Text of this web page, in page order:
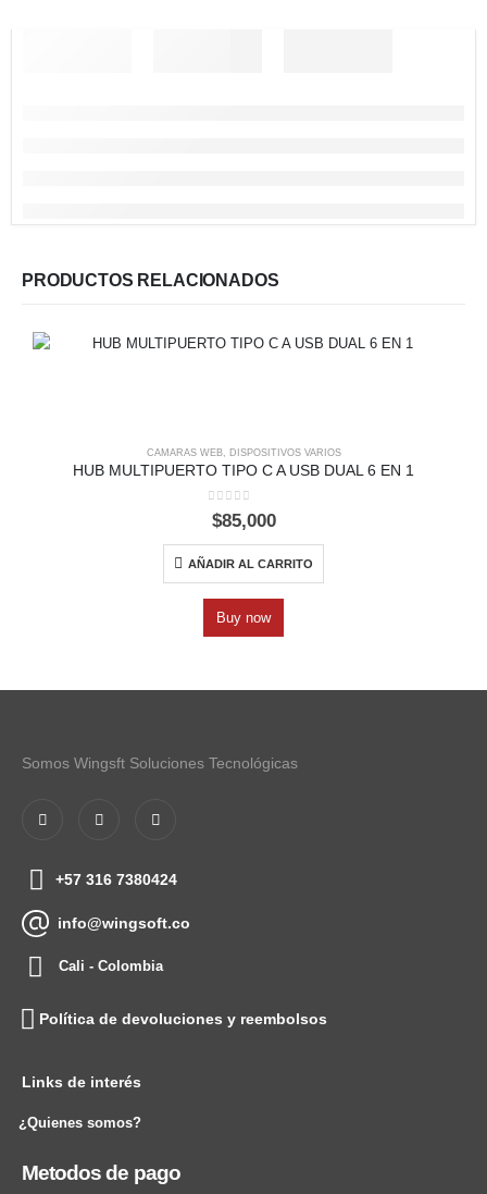
PRODUCTOS RELACIONADOS
CAMARAS WEB, DISPOSITIVOS VARIOS
HUB MULTIPUERTO TIPO C A USB DUAL 6 EN 1
0out of 5
$85,000
AÑADIR AL CARRITO
Buy now
Somos Wingsft Soluciones Tecnológicas
+57 316 7380424
info@wingsoft.co
Cali - Colombia
Política de devoluciones y reembolsos
Links de interés
¿Quienes somos?
Metodos de pago